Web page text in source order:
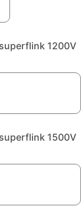
1200V
1500V